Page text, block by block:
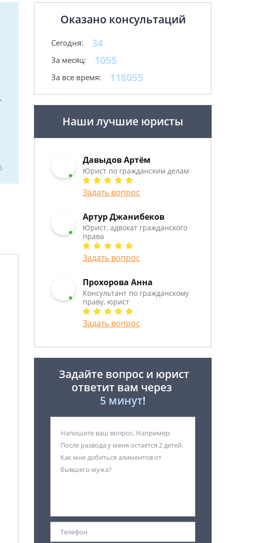
Оказано консультаций
Сегодня: 34
За месяц: 1055
За все время: 118055
Наши лучшие юристы
Давыдов Артём
Юрист по гражданским делам
Задать вопрос
Артур Джанибеков
Юрист, адвокат гражданского
права
Задать вопрос
Прохорова Анна
Консультант по гражданскому
праву, юрист
Задать вопрос
Задайте вопрос и юрист
ответит вам через
5 минут!